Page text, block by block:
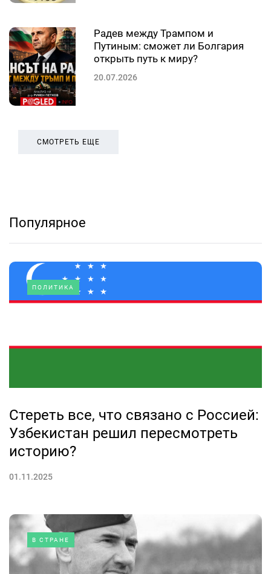
Радев между Трампом и
Путиным: сможет ли Болгария
открыть путь к миру?
20.07.2026
СМОТРЕТЬ ЕЩЕ
Популярное
ПОЛИТИКА
Стереть все, что связано с Россией:
Узбекистан решил пересмотреть
историю?
01.11.2025
В СТРАНЕ